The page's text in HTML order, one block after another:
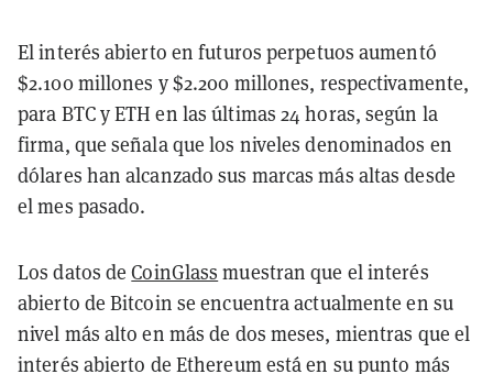
El interés abierto en futuros perpetuos aumentó
$2.100 millones y $2.200 millones, respectivamente,
para BTC y ETH en las últimas 24 horas, según la
firma, que señala que los niveles denominados en
dólares han alcanzado sus marcas más altas desde
el mes pasado.
Los datos deCoinGlass muestran que el interés
abierto de Bitcoin se encuentra actualmente en su
nivel más alto en más de dos meses, mientras que el
interés abierto de Ethereum está en su punto más